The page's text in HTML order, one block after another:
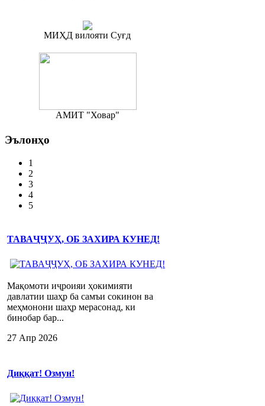
МИҲД вилояти Суғд
АМИТ "Ховар"
Эълонҳо
1
2
3
4
5
ТАВАҶҶУҲ, ОБ ЗАХИРА КУНЕД!
Мақомоти иҷроияи ҳокимияти
давлатии шаҳр ба самъи сокинон ва
меҳмонони шаҳр мерасонад, ки
бинобар бар...
27 Апр 2026
Диққат! Озмун!